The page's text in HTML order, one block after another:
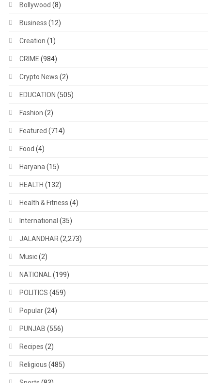
Bollywood (8)
Business (12)
Creation (1)
CRIME (984)
Crypto News (2)
EDUCATION (505)
Fashion (2)
Featured (714)
Food (4)
Haryana (15)
HEALTH (132)
Health & Fitness (4)
International (35)
JALANDHAR (2,273)
Music(2)
NATIONAL (199)
POLITICS (459)
Popular(24)
PUNJAB (556)
Recipes (2)
Religious (485)